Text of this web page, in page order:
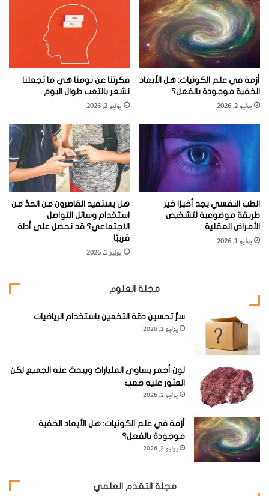
“وقد تكون النتيجة مفيدة طبيا،” كما يقول هويل. وإذا كانت
الأدوية تخدع أماكن الإصابة بأنها في فترة “النهار”، فإنها قد تلتئم
بسرعة أكبر، على سبيل المثال. ويقول ديرك جان ديك Derk-
Jan Dijk، من جامعة ساري University of Surrey بالمملكة
المتحدة: “هذا البحث يضيف إلى الأدلة المتراكمة على أنّ ‘الوقت
من اليوم’ أو ‘إيقاع الساعة البيولوجية’ هي مسائل مهمة في
الطب.” ويضيف: “السؤال هو كيف يمكننا الاستفادة من هذه
المعرفة، وما إذا كان يمكن تغيير الممارسة السريرية ومساعدة
المرضى.”
website_oloom
الطب وصحة
العدد نوفمبر - ديسمبر 2017
ا
ن
؟
أزمة في علم الكونيات: هل الأبعاد
الخفية موجودة بالفعل؟
يوليو 2, 2026
فكرتنا عن نومنا هي ما تجعلنا
نشعر بالتعب طوال اليوم
يوليو 2, 2026
الطب النفسي يجد أخيرًا خير
طريقة موضوعية لتشخيص
الأمراض العقلية
يوليو 1, 2026
هل يستفيد القاصرون من الحدِّ من
استخدام وسائل التواصل
الاجتماعي؟ قد نحصل على أدلة
قريبًا
يوليو 1, 2026
مجلة العلوم
سرُّ تحسين دقة التخمين باستخدام الرياضيات
يوليو 2, 2026
لون أحمر يساوي المليارات ويبحث عنه الجميع لكن
العثور عليه صعب
يوليو 2, 2026
أزمة في علم الكونيات: هل الأبعاد الخفية
موجودة بالفعل؟
يوليو 2, 2026
مجلة التقدم العلمي